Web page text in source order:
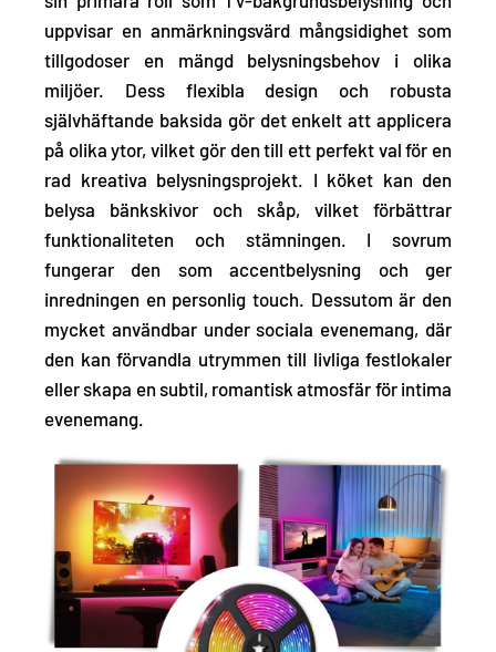
uppvisar en anmärkningsvärd mångsidighet som
tillgodoser en mängd belysningsbehov i olika
miljöer. Dess flexibla design och robusta
självhäftande baksida gör det enkelt att applicera
på olika ytor, vilket gör den till ett perfekt val för en
rad kreativa belysningsprojekt. I köket kan den
belysa bänkskivor och skåp, vilket förbättrar
funktionaliteten och stämningen. I sovrum
fungerar den som accentbelysning och ger
inredningen en personlig touch. Dessutom är den
mycket användbar under sociala evenemang, där
den kan förvandla utrymmen till livliga festlokaler
eller skapa en subtil, romantisk atmosfär för intima
evenemang.